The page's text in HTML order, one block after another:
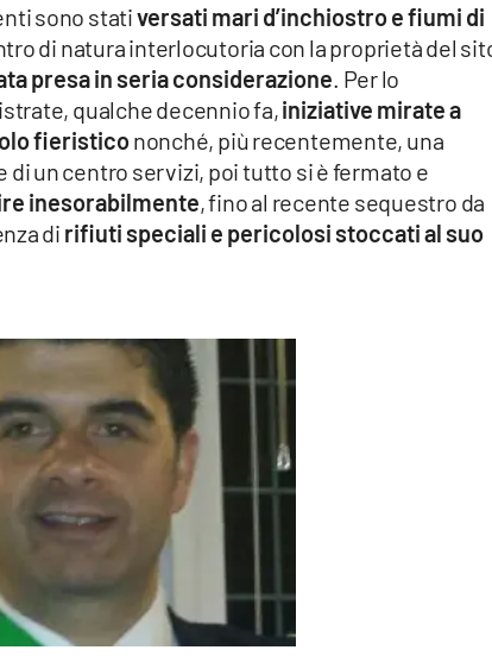
sono stativersati mari d’inchiostro e fiumi di
di natura interlocutoria con la proprietà del
presa in seria considerazione . Per lo
qualche decennio fa,iniziative mirate a
fieristicononché, più recentemente, una
un centro servizi, poi tutto si è fermato e
inesorabilmente, fino al recente sequestro da
di rifiuti speciali e pericolosi stoccati al suo